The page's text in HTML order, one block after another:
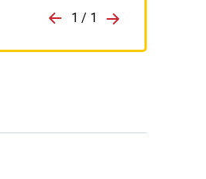
1 / 1
Przejdź do